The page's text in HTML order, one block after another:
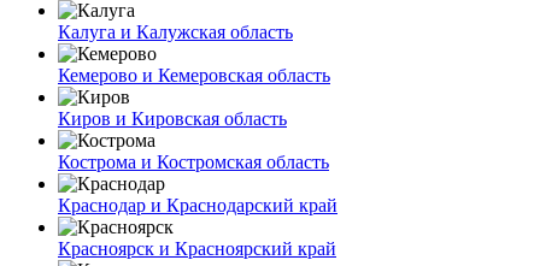
Калуга и Калужская область
Кемерово и Кемеровская область
Киров и Кировская область
Кострома и Костромская область
Краснодар и Краснодарский край
Красноярск и Красноярский край